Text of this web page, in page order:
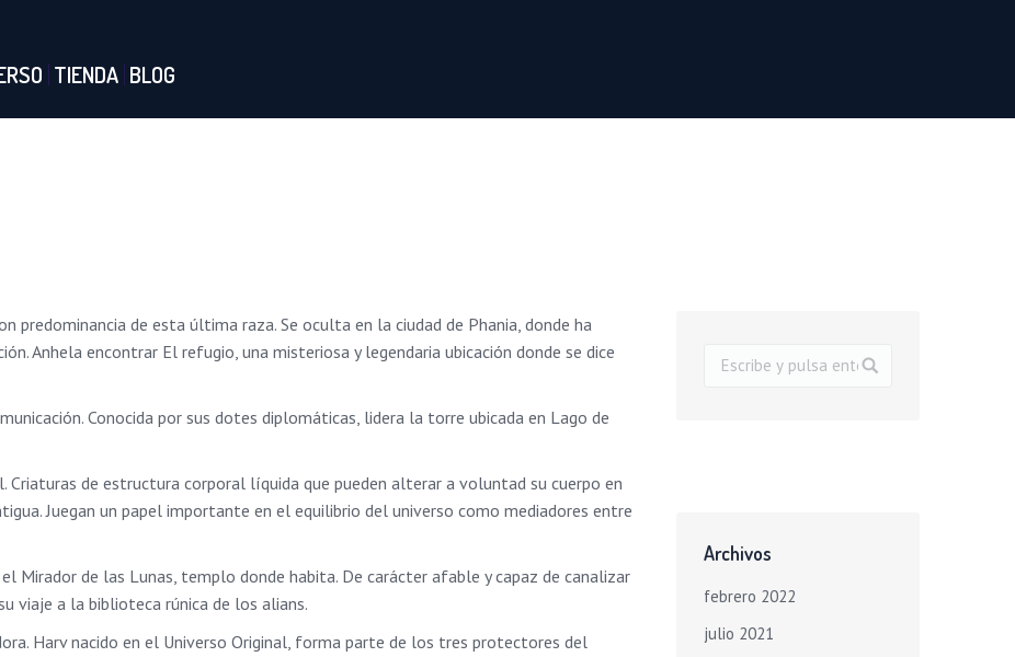
TIENDA BLOG
predominancia de esta última raza. Se oculta en la ciudad de Phania, donde ha
Anhela encontrar El refugio, una misteriosa y legendaria ubicación donde se dice
Conocida por sus dotes diplomáticas, lidera la torre ubicada en Lago de
Criaturas de estructura corporal líquida que pueden alterar a voluntad su cuerpo en
Juegan un papel importante en el equilibrio del universo como mediadores entre
Mirador de las Lunas, templo donde habita. De carácter afable y capaz de canalizar
viaje a la biblioteca rúnica de los alians.
Harv nacido en el Universo Original, forma parte de los tres protectores del
Archivos
febrero 2022
julio 2021